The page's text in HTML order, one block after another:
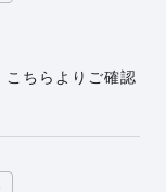
ちらよりご確認